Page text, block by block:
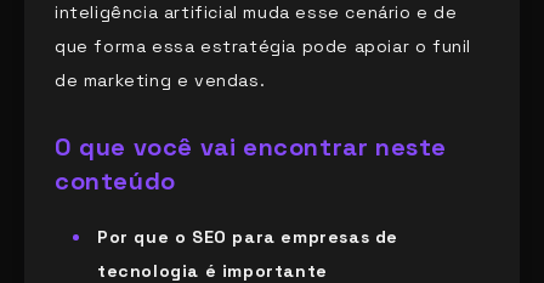
inteligência artificial muda esse cenário e de
que forma essa estratégia pode apoiar o funil
de marketing e vendas.
O que você vai encontrar neste
conteúdo
Por que o SEO para empresas de
tecnologia é importante